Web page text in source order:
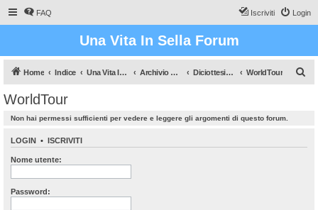
FAQ Login
Iscriviti
Una Vita In Sella Forum
Home Indice Una Vita In Sella (Il gioco che vi farà sudare!) Archivio Dati Diciottesima stagione WorldTour
WorldTour
Non hai permessi sufficienti per vedere e leggere gli argomenti di questo forum.
LOGIN • ISCRIVITI
Nome utente:
Password: